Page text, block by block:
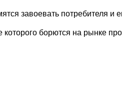
завоевать потребителя и
которого борются на рынке